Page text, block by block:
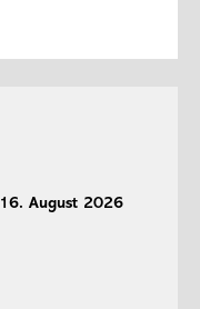
August 2026